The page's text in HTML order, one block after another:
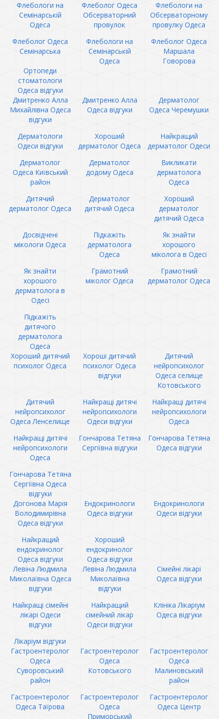
Флебологи на
Семінарській
Одеса
Флеболог Одеса
Обсерваторний
провулок
Флебологи на
Обсерваторному
провулку Одеса
Флеболог Одеса
Семінарська
Флебологи на
Семінарській
Одеса
Флеболог Одеса
Маршала
Говорова
Ортопеди
стоматологи
Одеса відгуки
Дмитренко Алла
Михайлівна Одеса
відгуки
Дмитренко Алла
Одеса відгуки
Дерматолог
Одеса Черемушки
Дерматологи
Одеси відгуки
Хороший
дерматолог Одеса
Найкращий
дерматолог Одеси
Дерматолог
Одеса Київський
район
Дерматолог
додому Одеса
Викликати
дерматолога
Одеса
Дитячий
дерматолог Одеса
Дерматолог
дитячий Одеса
Хороший
дерматолог
дитячий Одеса
Досвідчені
мікологи Одеса
Підкажіть
дерматолога
Одеса
Як знайти
хорошого
міколога в Одесі
Як знайти
хорошого
дерматолога в
Одесі
Грамотний
міколог Одеса
Грамотний
дерматолог Одеса
Підкажіть
дитячого
дерматолога
Одеса
Хороший дитячий
психолог Одеса
Хороші дитячий
психолог Одеса
відгуки
Дитячий
нейропсихолог
Одеса селище
Котовського
Дитячий
нейропсихолог
Одеса Ленселище
Найкращі дитячі
нейропсихологи
Одеси відгуки
Найкращі дитячі
нейропсихологи
Одеса
Найкращі дитячі
нейропсихологи
Одеса
Гончарова Тетяна
Сергіївна відгуки
Гончарова Тетяна
Одеса відгуки
Гончарова Тетяна
Сергіївна Одеса
відгуки
Догонова Марія
Володимирівна
Одеса відгуки
Ендокринологи
Одеса відгуки
Ендокринологи
Одеси відгуки
Найкращий
ендокринолог
Одеса відгуки
Хороший
ендокринолог
Одеса відгуки
Левіна Людмила
Миколаївна Одеса
відгуки
Левіна Людмила
Миколаївна
відгуки
Сімейні лікарі
Одеса відгуки
Найкращі сімейні
лікарі Одеси
відгуки
Найкращий
сімейний лікар
Одеси відгуки
Клініка Лікаріум
Одеса відгуки
Лікаріум відгуки
Гастроентеролог
Одеса
Суворовський
район
Гастроентеролог
Одеса
Котовського
Гастроентеролог
Одеса
Малиновський
район
Гастроентеролог
Одеса Таїрова
Гастроентеролог
Одеса
Приморський
Гастроентеролог
Одеса Центр